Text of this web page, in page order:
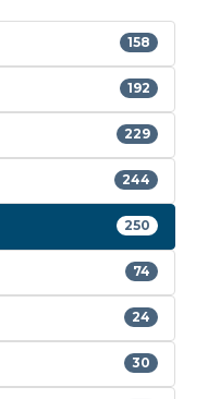
158
192
229
244
250
74
24
30